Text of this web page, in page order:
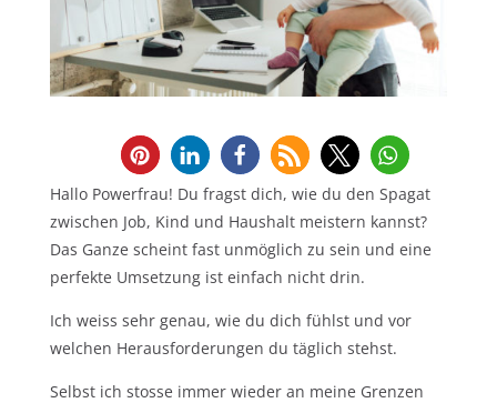
Hallo Powerfrau! Du fragst dich, wie du den Spagat
zwischen Job, Kind und Haushalt meistern kannst?
Das Ganze scheint fast unmöglich zu sein und eine
perfekte Umsetzung ist einfach nicht drin.
Ich weiss sehr genau, wie du dich fühlst und vor
welchen Herausforderungen du täglich stehst.
Selbst ich stosse immer wieder an meine Grenzen